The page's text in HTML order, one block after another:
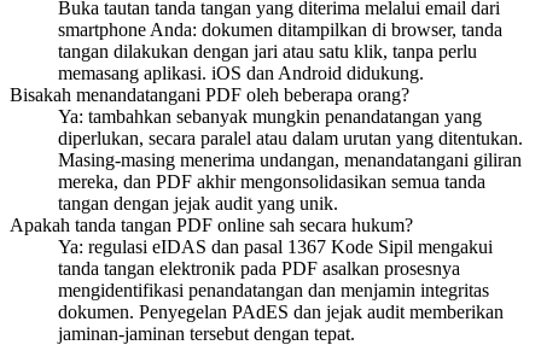
Buka tautan tanda tangan yang diterima melalui email dari
smartphone Anda: dokumen ditampilkan di browser, tanda
tangan dilakukan dengan jari atau satu klik, tanpa perlu
memasang aplikasi. iOS dan Android didukung.
Bisakah menandatangani PDF oleh beberapa orang?
Ya: tambahkan sebanyak mungkin penandatangan yang
diperlukan, secara paralel atau dalam urutan yang ditentukan.
Masing-masing menerima undangan, menandatangani giliran
mereka, dan PDF akhir mengonsolidasikan semua tanda
tangan dengan jejak audit yang unik.
Apakah tanda tangan PDF online sah secara hukum?
Ya: regulasi eIDAS dan pasal 1367 Kode Sipil mengakui
tanda tangan elektronik pada PDF asalkan prosesnya
mengidentifikasi penandatangan dan menjamin integritas
dokumen. Penyegelan PAdES dan jejak audit memberikan
jaminan-jaminan tersebut dengan tepat.